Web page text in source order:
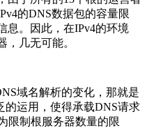
的DNS数据包的容量限
息。因此，在IPv4的环境
，几无可能。
域名解析的变化，那就是
的运用，使得承载DNS请求
限制根服务器数量的限